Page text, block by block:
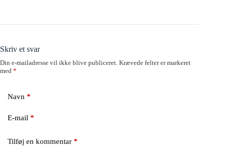
Skriv et svar
Din e-mailadresse vil ikke blive publiceret. Krævede felter er markeret
med *
Navn *
E-mail *
Tilføj en kommentar *